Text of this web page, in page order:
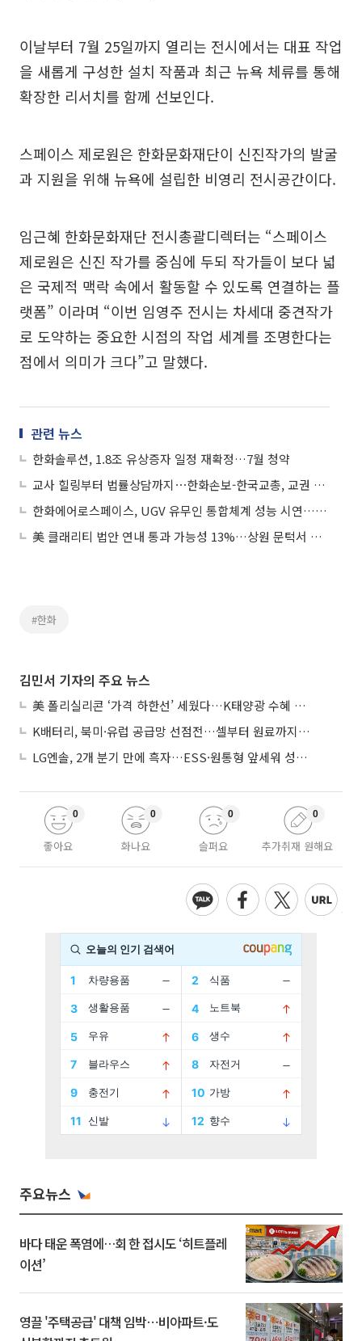
이날부터 7월 25일까지 열리는 전시에서는 대표 작업
을 새롭게 구성한 설치 작품과 최근 뉴욕 체류를 통해
확장한 리서치를 함께 선보인다.
스페이스 제로원은 한화문화재단이 신진작가의 발굴
과 지원을 위해 뉴욕에 설립한 비영리 전시공간이다.
임근혜 한화문화재단 전시총괄디렉터는 “스페이스
제로원은 신진 작가를 중심에 두되 작가들이 보다 넓
은 국제적 맥락 속에서 활동할 수 있도록 연결하는 플
랫폼” 이라며 “이번 임영주 전시는 차세대 중견작가
로 도약하는 중요한 시점의 작업 세계를 조명한다는
점에서 의미가 크다”고 말했다.
관련 뉴스
한화솔루션, 1.8조 유상증자 일정 재확정…7월 청약
교사 힐링부터 법률상담까지⋯한화손보-한국교총, 교권 보호 맞손
한화에어로스페이스, UGV 유무인 통합체계 성능 시연…루마니아 수요 공략
美 클래리티 법안 연내 통과 가능성 13%…상원 문턱서 제동
#한화
김민서 기자의 주요 뉴스
美 폴리실리콘 ‘가격 하한선’ 세웠다…K태양광 수혜 기대
K배터리, 북미·유럽 공급망 선점전…셀부터 원료까지 현지화
LG엔솔, 2개 분기 만에 흑자…ESS·원통형 앞세워 성장 가속
좋아요
0
화나요
0
슬퍼요
0
추가취재 원해요
0
주요뉴스
바다 태운 폭염에…회 한 접시도 ‘히트플레
이션’
영끌 '주택공급' 대책 임박⋯비아파트·도